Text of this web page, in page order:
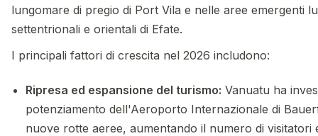
lungomare di pregio di Port Vila e nelle aree emergenti
settentrionali e orientali di Efate.
I principali fattori di crescita nel 2026 includono:
Ripresa ed espansione del turismo: Vanuatu ha
potenziamento dell'Aeroporto Internazionale di
nuove rotte aeree, aumentando il numero di visitatori